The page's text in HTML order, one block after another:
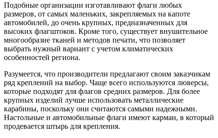
Подобные организации изготавливают флаги любых
размеров, от самых маленьких, закрепляемых на капоте
автомобилей, до очень крупных, предназначенных для
высоких флагштоков. Кроме того, существует внушительное
многообразие тканей и методов печати, что позволяет
выбрать нужный вариант с учетом климатических
особенностей региона.
Разумеется, что производители предлагают своим заказчикам
ряд креплений на выбор. Чаще всего используются люверсы,
которые подходят для флагов средних размеров. Для более
крупных изделий лучше использовать металлические
карабины, поскольку они считаются самыми надежными.
Настольные и автомобильные флаги имеют карман, в который
продевается штырь для крепления.